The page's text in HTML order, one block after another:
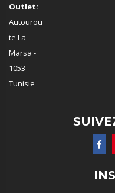
Outlet:
Autourou
te La
Marsa -
1053
Tunisie